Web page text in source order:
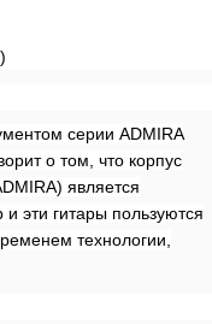
серии ADMIRA
о том, что корпус
является
эти гитары пользуются
технологии,